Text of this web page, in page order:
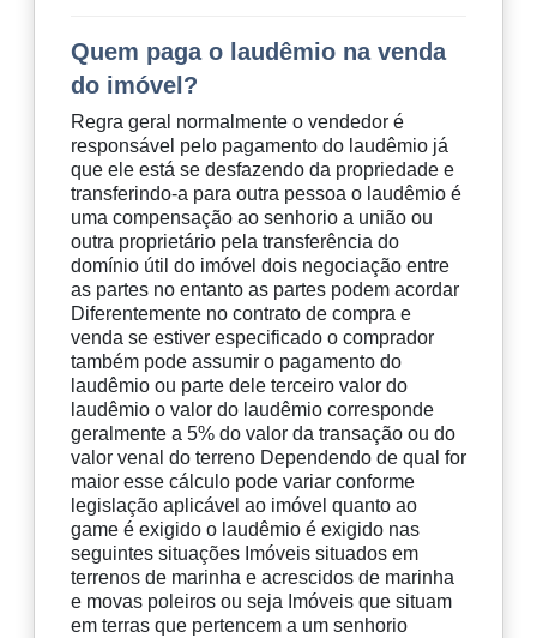
Quem paga o laudêmio na venda
do imóvel?
Regra geral normalmente o vendedor é
responsável pelo pagamento do laudêmio já
que ele está se desfazendo da propriedade e
transferindo-a para outra pessoa o laudêmio é
uma compensação ao senhorio a união ou
outra proprietário pela transferência do
domínio útil do imóvel dois negociação entre
as partes no entanto as partes podem acordar
Diferentemente no contrato de compra e
venda se estiver especificado o comprador
também pode assumir o pagamento do
laudêmio ou parte dele terceiro valor do
laudêmio o valor do laudêmio corresponde
geralmente a 5% do valor da transação ou do
valor venal do terreno Dependendo de qual for
maior esse cálculo pode variar conforme
legislação aplicável ao imóvel quanto ao
game é exigido o laudêmio é exigido nas
seguintes situações Imóveis situados em
terrenos de marinha e acrescidos de marinha
e movas poleiros ou seja Imóveis que situam
em terras que pertencem a um senhorio